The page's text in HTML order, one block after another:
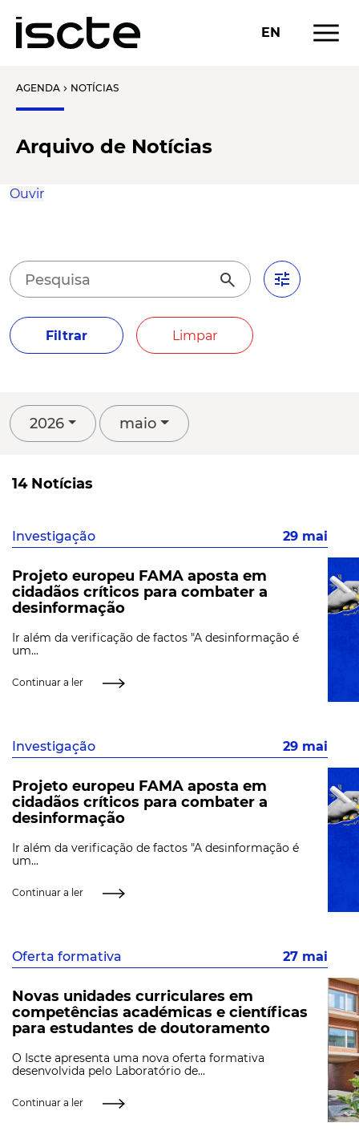
EN menu
AGENDA chevron_right NOTÍCIAS
Arquivo de Notícias
Ouvir
search tune
Filtrar Limpar
2026 maio
14 Notícias
Investigação 29 mai
Projeto europeu FAMA aposta em
cidadãos críticos para combater a
desinformação
Ir além da verificação de factos "A desinformação é
um...
Continuar a ler
Investigação 29 mai
Projeto europeu FAMA aposta em
cidadãos críticos para combater a
desinformação
Ir além da verificação de factos "A desinformação é
um...
Continuar a ler
Oferta formativa 27 mai
Novas unidades curriculares em
competências académicas e científicas
para estudantes de doutoramento
O Iscte apresenta uma nova oferta formativa
desenvolvida pelo Laboratório de...
Continuar a ler